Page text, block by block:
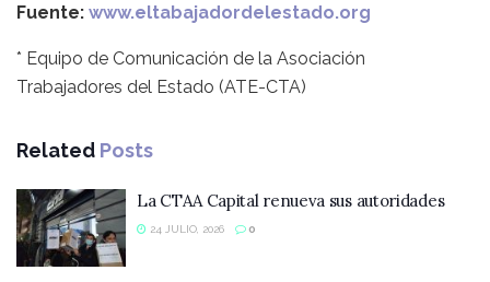
Fuente: www.eltabajadordelestado.org
* Equipo de Comunicación de la Asociación
Trabajadores del Estado (ATE-CTA)
Related Posts
La CTAA Capital renueva sus autoridades
24 JULIO, 2026 0